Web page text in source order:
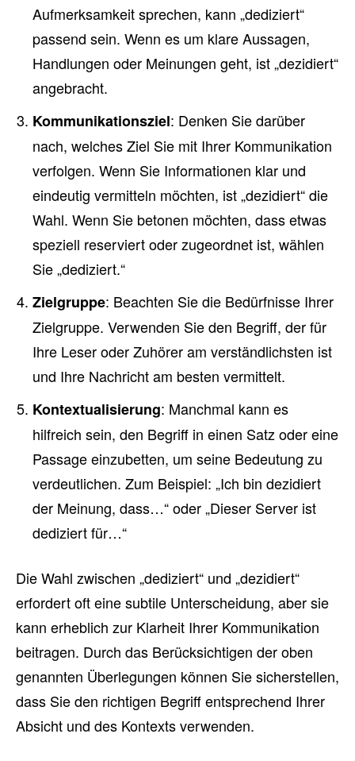
Aufmerksamkeit sprechen, kann „dediziert“
passend sein. Wenn es um klare Aussagen,
Handlungen oder Meinungen geht, ist „dezidiert“
angebracht.
Kommunikationsziel: Denken Sie darüber
nach, welches Ziel Sie mit Ihrer Kommunikation
verfolgen. Wenn Sie Informationen klar und
eindeutig vermitteln möchten, ist „dezidiert“ die
Wahl. Wenn Sie betonen möchten, dass etwas
speziell reserviert oder zugeordnet ist, wählen
Sie „dediziert.“
Zielgruppe: Beachten Sie die Bedürfnisse Ihrer
Zielgruppe. Verwenden Sie den Begriff, der für
Ihre Leser oder Zuhörer am verständlichsten ist
und Ihre Nachricht am besten vermittelt.
Kontextualisierung: Manchmal kann es
hilfreich sein, den Begriff in einen Satz oder eine
Passage einzubetten, um seine Bedeutung zu
verdeutlichen. Zum Beispiel: „Ich bin dezidiert
der Meinung, dass…“ oder „Dieser Server ist
dediziert für…“
Die Wahl zwischen „dediziert“ und „dezidiert“
erfordert oft eine subtile Unterscheidung, aber sie
kann erheblich zur Klarheit Ihrer Kommunikation
beitragen. Durch das Berücksichtigen der oben
genannten Überlegungen können Sie sicherstellen,
dass Sie den richtigen Begriff entsprechend Ihrer
Absicht und des Kontexts verwenden.